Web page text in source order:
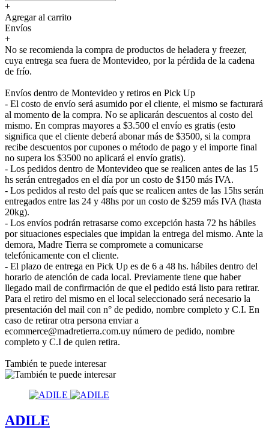
+
Agregar al carrito
Envíos
+
No se recomienda la compra de productos de heladera y freezer,
cuya entrega sea fuera de Montevideo, por la pérdida de la cadena
de frío.
Envíos dentro de Montevideo y retiros en Pick Up
- El costo de envío será asumido por el cliente, el mismo se facturará
al momento de la compra. No se aplicarán descuentos al costo del
mismo. En compras mayores a $3.500 el envío es gratis (esto
significa que el cliente deberá abonar más de $3500, si la compra
recibe descuentos por cupones o método de pago y el importe final
no supera los $3500 no aplicará el envío gratis).
- Los pedidos dentro de Montevideo que se realicen antes de las 15
hs serán entregados en el día por un costo de $150 más IVA.
- Los pedidos al resto del país que se realicen antes de las 15hs serán
entregados entre las 24 y 48hs por un costo de $259 más IVA (hasta
20kg).
- Los envíos podrán retrasarse como excepción hasta 72 hs hábiles
por situaciones especiales que impidan la entrega del mismo. Ante la
demora, Madre Tierra se compromete a comunicarse
telefónicamente con el cliente.
- El plazo de entrega en Pick Up es de 6 a 48 hs. hábiles dentro del
horario de atención de cada local. Previamente tiene que haber
llegado mail de confirmación de que el pedido está listo para retirar.
Para el retiro del mismo en el local seleccionado será necesario la
presentación del mail con n° de pedido, nombre completo y C.I. En
caso de retirar otra persona enviar a
ecommerce@madretierra.com.uy número de pedido, nombre
completo y C.I de quien retira.
También te puede interesar
ADILE